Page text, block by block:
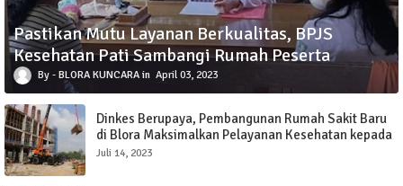
Pastikan Mutu Layanan Berkualitas, BPJS
Kesehatan Pati Sambangi Rumah Peserta
BLORA KUNCARA April 03, 2023
Dinkes Berupaya, Pembangunan Rumah Sakit Baru
di Blora Maksimalkan Pelayanan Kesehatan kepada
Masyarakat
Juli 14, 2023